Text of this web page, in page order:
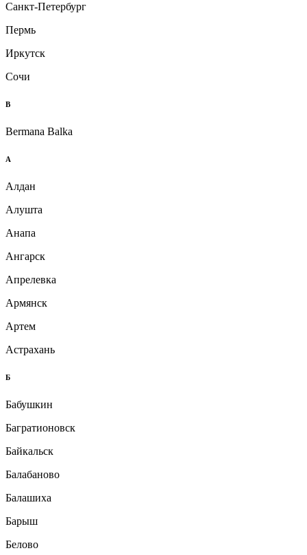
Санкт-Петербург
Пермь
Иркутск
Сочи
B
Bermana Balka
А
Алдан
Алушта
Анапа
Ангарск
Апрелевка
Армянск
Артем
Астрахань
Б
Бабушкин
Багратионовск
Байкальск
Балабаново
Балашиха
Барыш
Белово